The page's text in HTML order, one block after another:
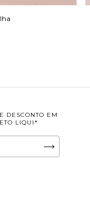
DESCONTO EM
LIQUI*